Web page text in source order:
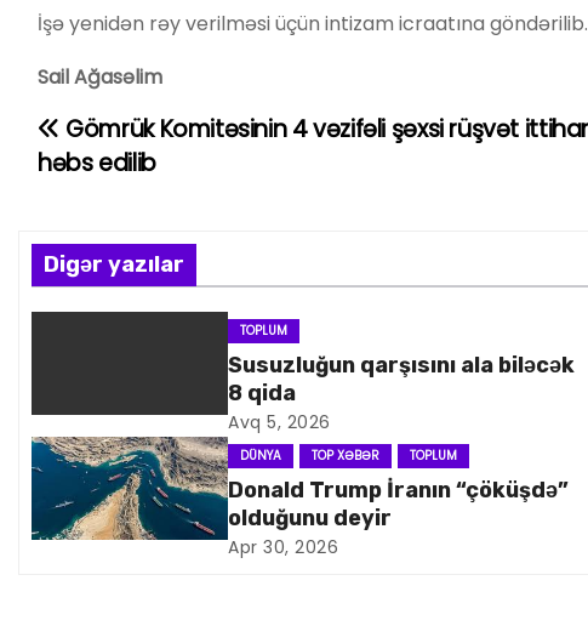
İşə yenidən rəy verilməsi üçün intizam icraatına göndərilib.
Sail Ağasəlim
Y
z
ı
v
q
Gömrük Komitəsinin 4 vəzifəli şəxsi rüşvət
həbs edilib
Digər yazılar
TOPLUM
Susuzluğun qarşısını ala biləcək
8 qida
Avq 5, 2026
DÜNYA TOP XƏBƏR TOPLUM
Donald Trump İranın “çöküşdə”
olduğunu deyir
Apr 30, 2026